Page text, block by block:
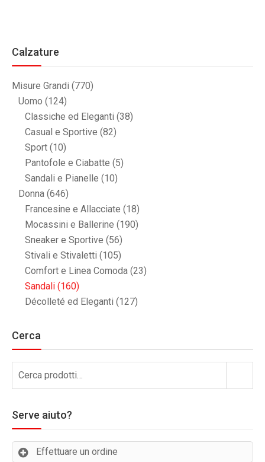
Calzature
Misure Grandi (770)
Uomo (124)
Classiche ed Eleganti (38)
Casual e Sportive (82)
Sport (10)
Pantofole e Ciabatte (5)
Sandali e Pianelle (10)
Donna (646)
Francesine e Allacciate (18)
Mocassini e Ballerine (190)
Sneaker e Sportive (56)
Stivali e Stivaletti (105)
Comfort e Linea Comoda (23)
Sandali (160)
Décolleté ed Eleganti (127)
Cerca
Serve aiuto?
Effettuare un ordine